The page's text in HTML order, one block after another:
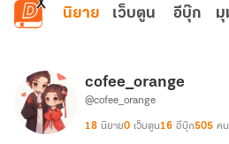
ข้ามไปยังเนื้อหาหลัก
นิยาย เว็บตูน อีบุ๊ก มุ
cofee_orange
@cofee_orange
18 นิยาย0 เว็บตูน16 อีบุ๊ก505 ค